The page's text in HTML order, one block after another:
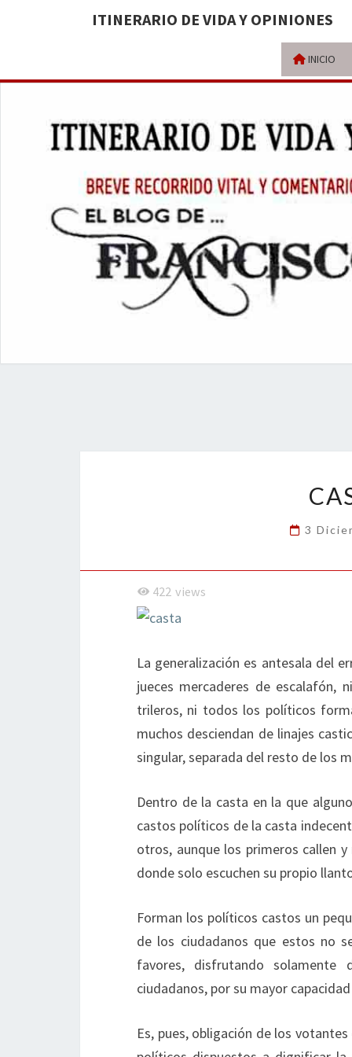
ITINERARIO DE VIDA Y OPINIONES
INICIO
3
422 views
La generalización es antesala del
jueces mercaderes de
trileros, ni todos los políticos
muchos desciendan de linajes
singular, separada del resto de los
Dentro de la casta en la que
castos políticos de la casta
otros, aunque los primeros callen
donde solo escuchen su propio
Forman los políticos castos un
de los ciudadanos que estos no
favores, disfrutando
ciudadanos, por su mayor
Es, pues, obligación de los